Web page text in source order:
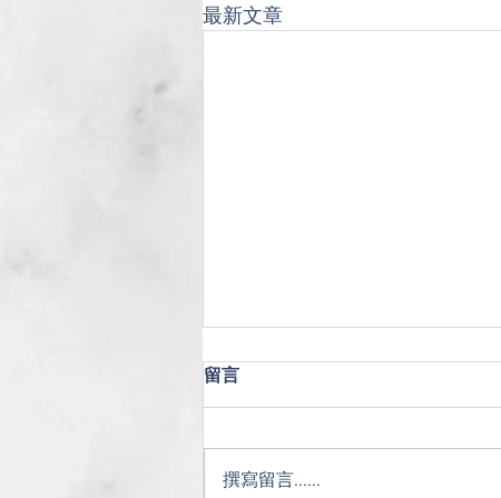
最新文章
留言
撰寫留言......